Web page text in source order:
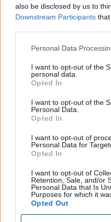
also be disclosed by us to
Downstream Participants
Personal Data
I want to opt-out of the
personal data.
Opted In
I want to opt-out of the
Personal Data.
Opted In
I want to opt-out of
Personal Data for
Opted In
I want to opt-out of
Retention, Sale, and/or
Personal Data that Is
Purposes for which it
Opted Out
UN BEBÉ SE ESCAPA DE
ENCUENTRAN
Te puede
Hablar al bebé
nacimiento: ¿le
"No entendía que era
sin recordar que